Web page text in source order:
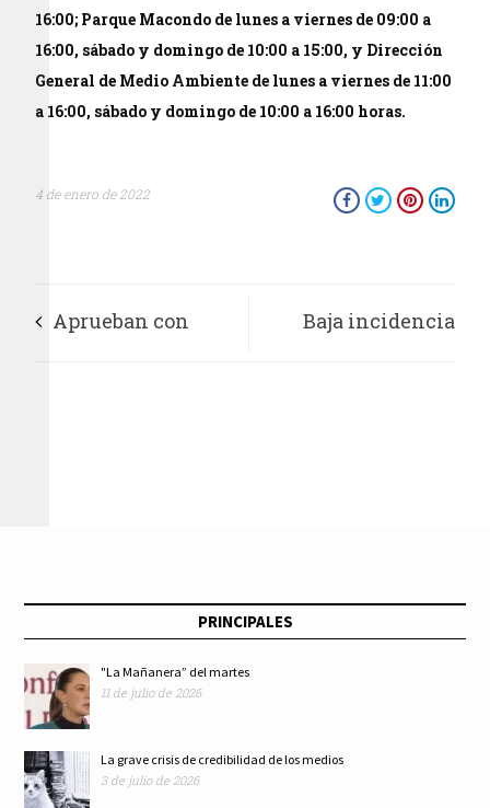
16:00; Parque Macondo de lunes a viernes de 09:00 a
16:00, sábado y domingo de 10:00 a 15:00, y Dirección
General de Medio Ambiente de lunes a viernes de 11:00
a 16:00, sábado y domingo de 10:00 a 16:00 horas.
4 de enero de 2022
Aprueban con Baja incidencia
PRINCIPALES
"La Mañanera” del martes
11 de julio de 2026
La grave crisis de credibilidad de los medios
3 de julio de 2026